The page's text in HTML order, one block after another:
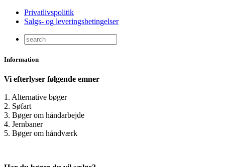
Privatlivspolitik
Salgs- og leveringsbetingelser
Information
Vi efterlyser følgende emner
1. Alternative bøger
2. Søfart
3. Bøger om håndarbejde
4. Jernbaner
5. Bøger om håndværk